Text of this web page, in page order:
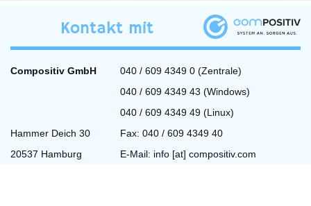
Kontakt mit
Compositiv GmbH
040 / 609 4349 0 (Zentrale)
040 / 609 4349 43 (Windows)
040 / 609 4349 49 (Linux)
Hammer Deich 30
Fax: 040 / 609 4349 40
20537 Hamburg
E-Mail: info [at] compositiv.com